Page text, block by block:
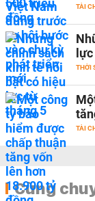
TÀI
THỜI
TÀI
Cùng